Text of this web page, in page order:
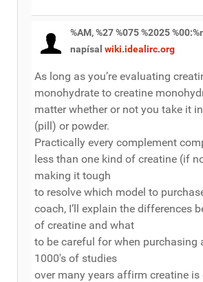
%AM, %27 %075 %2025
napísal wiki.idealirc.org
As long as you’re evaluating
monohydrate to creatine
matter whether or not you take it
(pill) or powder.
Practically every complement
less than one kind of creatine (if
making it tough
to resolve which model to
coach, I’ll explain the differences
of creatine and what
to be careful for when purchasing
1000's of studies
over many years affirm creatine